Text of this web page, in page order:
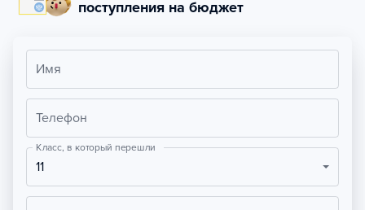
поступления на бюджет
Имя
Телефон
Класс, в который перешли
11